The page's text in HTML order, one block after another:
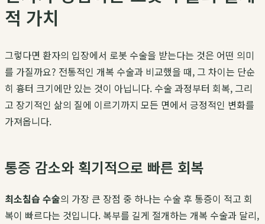
적 가치
그렇다면 환자의 입장에서 로봇 수술을 받는다는 것은 어떤 의미
를 가질까요? 전통적인 개복 수술과 비교했을 때, 그 차이는 단순
히 흉터 크기에만 있는 것이 아닙니다. 수술 과정부터 회복, 그리
고 장기적인 삶의 질에 이르기까지 모든 면에서 긍정적인 변화를
가져옵니다.
통증 감소와 획기적으로 빠른 회복
최소침습 수술의 가장 큰 장점 중 하나는 수술 후 통증이 적고 회
복이 빠르다는 것입니다. 복부를 길게 절개하는 개복 수술과 달리,